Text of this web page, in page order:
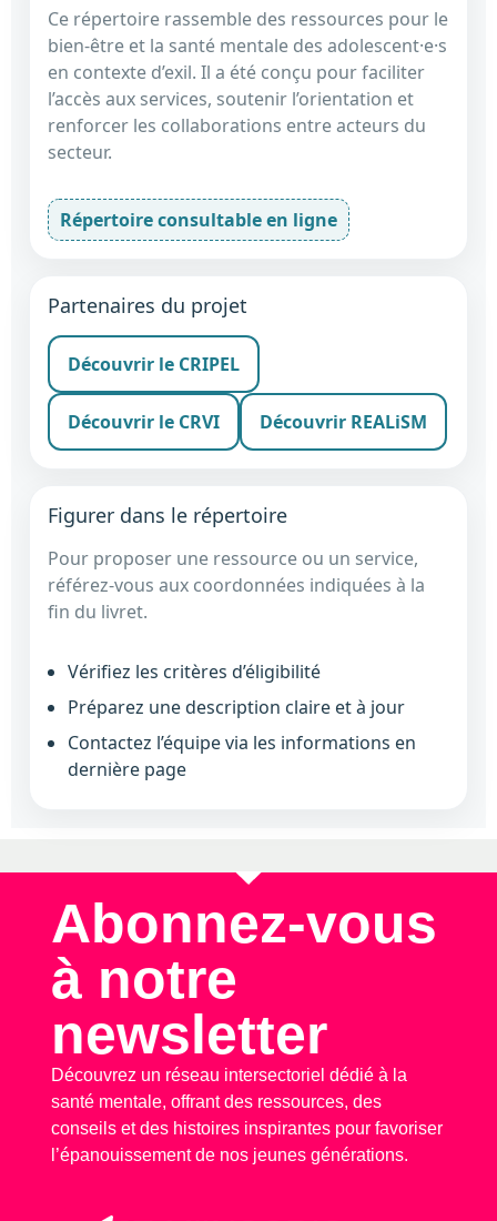
Ce répertoire rassemble des ressources pour le
bien-être et la santé mentale des adolescent·e·s
en contexte d’exil. Il a été conçu pour faciliter
l’accès aux services, soutenir l’orientation et
renforcer les collaborations entre acteurs du
secteur.
Répertoire consultable en ligne
Partenaires du projet
Découvrir le CRIPEL
Découvrir le CRVI Découvrir REALiSM
Figurer dans le répertoire
Pour proposer une ressource ou un service,
référez-vous aux coordonnées indiquées à la
fin du livret.
Vérifiez les critères d’éligibilité
Préparez une description claire et à jour
Contactez l’équipe via les informations en
dernière page
Abonnez-vous
à notre
newsletter
Découvrez un réseau intersectoriel dédié à la
santé mentale, offrant des ressources, des
conseils et des histoires inspirantes pour favoriser
l’épanouissement de nos jeunes générations.